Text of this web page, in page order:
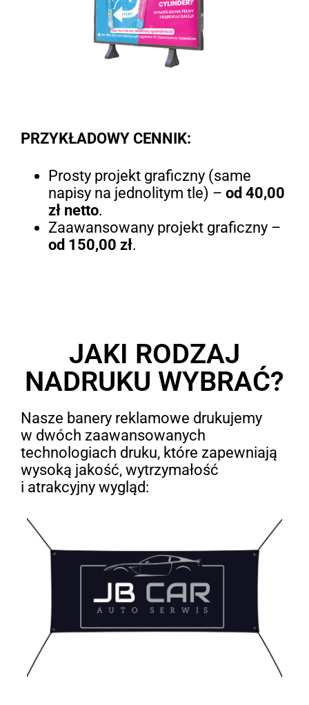
PRZYKŁADOWY CENNIK:
Prosty projekt graficzny (same
napisy na jednolitym tle) – od 40,00
zł netto.
Zaawansowany projekt graficzny –
od 150,00 zł.
JAKI RODZAJ
NADRUKU WYBRAĆ?
Nasze banery reklamowe drukujemy
w dwóch zaawansowanych
technologiach druku, które zapewniają
wysoką jakość, wytrzymałość
i atrakcyjny wygląd: